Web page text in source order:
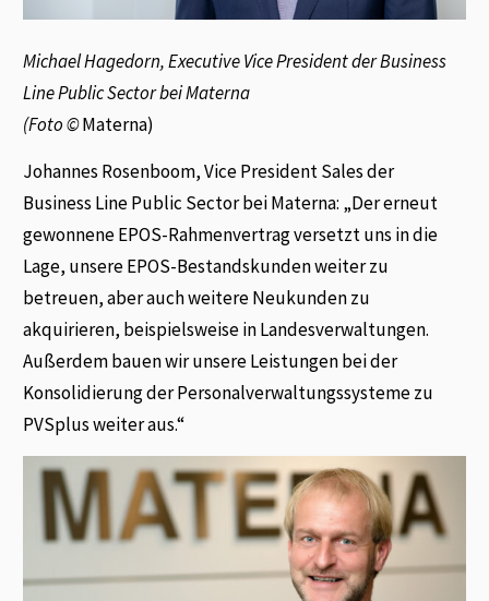
Michael Hagedorn, Executive Vice President der Business
Line Public Sector bei Materna
(Foto ©Materna)
Johannes Rosenboom, Vice President Sales der
Business Line Public Sector bei Materna: „Der erneut
gewonnene EPOS-Rahmenvertrag versetzt uns in die
Lage, unsere EPOS-Bestandskunden weiter zu
betreuen, aber auch weitere Neukunden zu
akquirieren, beispielsweise in Landesverwaltungen.
Außerdem bauen wir unsere Leistungen bei der
Konsolidierung der Personalverwaltungssysteme zu
PVSplus weiter aus.“